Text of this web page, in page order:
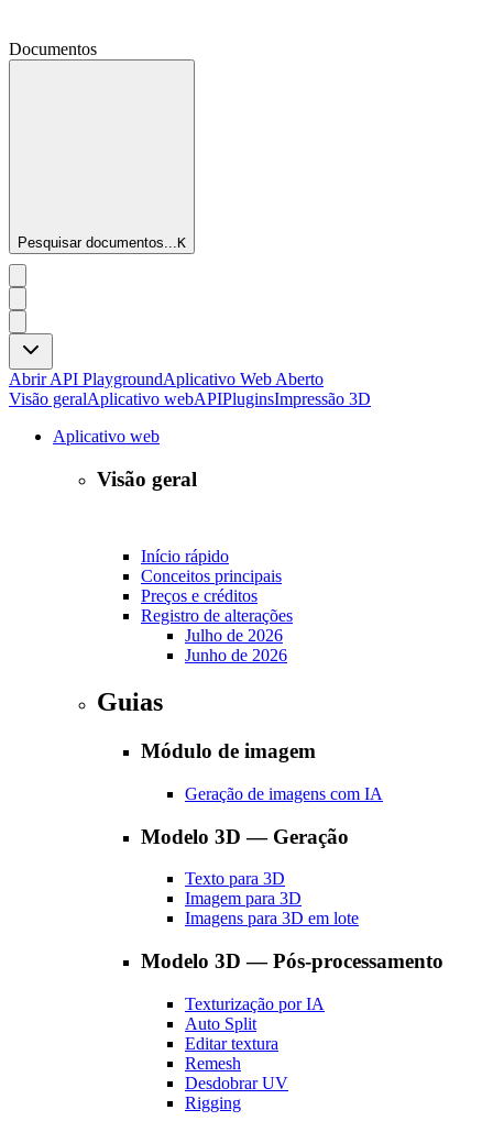
Documentos
Pesquisar documentos...K
Abrir API PlaygroundAplicativo Web Aberto
Visão geralAplicativo webAPIPluginsImpressão 3D
Aplicativo web
Visão geral
Início rápido
Conceitos principais
Preços e créditos
Registro de alterações
Julho de 2026
Junho de 2026
Guias
Módulo de imagem
Geração de imagens com IA
Modelo 3D — Geração
Texto para 3D
Imagem para 3D
Imagens para 3D em lote
Modelo 3D — Pós-processamento
Texturização por IA
Auto Split
Editar textura
Remesh
Desdobrar UV
Rigging